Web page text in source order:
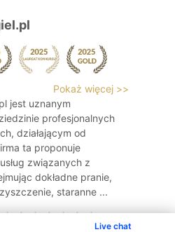
Live chat
Pokaż więcej >>
jest uznanym
profesjonalnych
działającym od
ta proponuje
związanych z
dokładne pranie,
staranne ...